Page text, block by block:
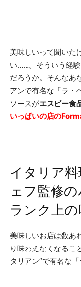
美味しいって聞いた
い……。そういう経
だろうか。そんなあ
アンで有名な「ラ・
ソースがエスビー食
いっぱいの店の
イタリア
ェフ監修
ランク上の
美味しいお店は数あ
り味わえなくなるこ
タリアン”で有名な